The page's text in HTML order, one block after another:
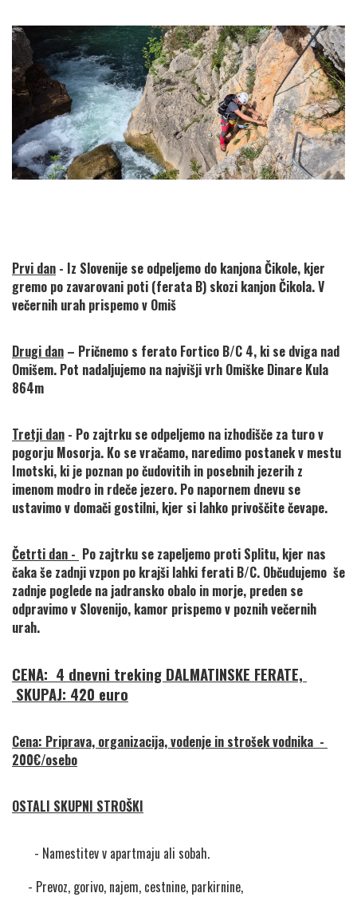
Prvi dan - Iz Slovenije se odpeljemo do kanjona Čikole, kjer
gremo po zavarovani poti (ferata B) skozi kanjon Čikola. V
večernih urah prispemo v Omiš
Drugi dan – Pričnemo s ferato Fortico B/C 4, ki se dviga nad
Omišem. Pot nadaljujemo na najvišji vrh Omiške Dinare Kula
864m
Tretji dan - Po zajtrku se odpeljemo na izhodišče za turo v
pogorju Mosorja. Ko se vračamo, naredimo postanek v mestu
Imotski, ki je poznan po čudovitih in posebnih jezerih z
imenom modro in rdeče jezero. Po napornem dnevu se
ustavimo v domači gostilni, kjer si lahko privoščite čevape.
Četrti dan - Po zajtrku se zapeljemo proti Splitu, kjer nas
čaka še zadnji vzpon po krajši lahki ferati B/C. Občudujemo  še
zadnje poglede na jadransko obalo in morje, preden se
odpravimo v Slovenijo, kamor prispemo v poznih večernih
urah.
CENA:  4 dnevni treking DALMATINSKE FERATE,
SKUPAJ: 420 euro
Cena: Priprava, organizacija, vodenje in strošek vodnika  -
200€/osebo
OSTALI SKUPNI STROŠKI
- Namestitev v apartmaju ali sobah.
- Prevoz, gorivo, najem, cestnine, parkirnine,